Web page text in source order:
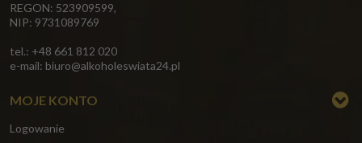
REGON: 523909599,
NIP: 9731089769
tel.: +48 661 812 020
e-mail: biuro@alkoholeswiata24.pl
MOJE KONTO
Logowanie